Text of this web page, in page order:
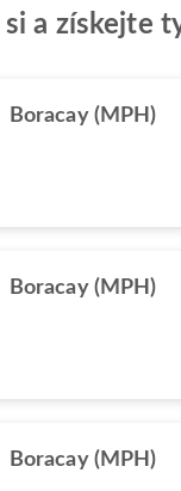
a získejte
Boracay (MPH)
Boracay (MPH)
Boracay (MPH)